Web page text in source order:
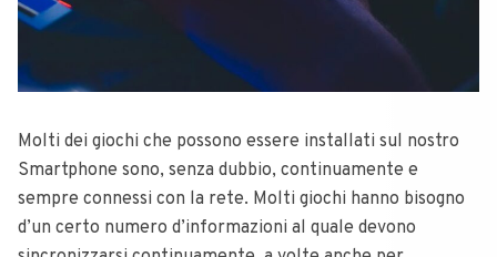
Molti dei giochi che possono essere installati sul nostro
Smartphone sono, senza dubbio, continuamente e
sempre connessi con la rete. Molti giochi hanno bisogno
d’un certo numero d’informazioni al quale devono